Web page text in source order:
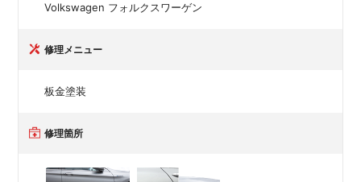
Volkswagen フォルクスワーゲン
修理メニュー
板金塗装
修理箇所